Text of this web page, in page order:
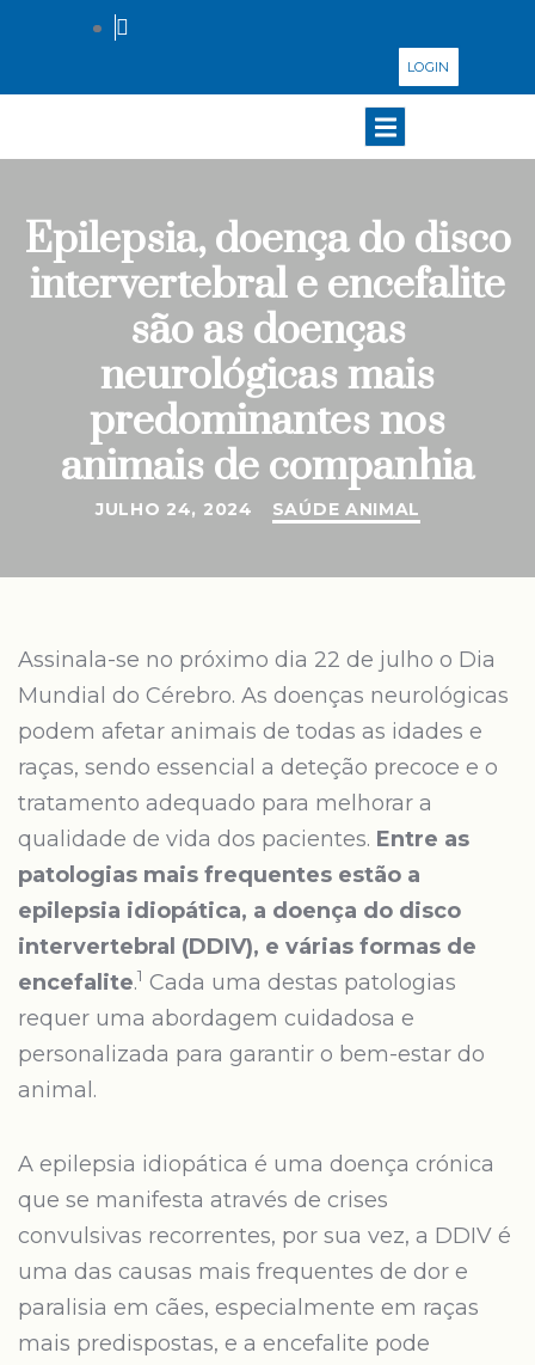
LOGIN
Epilepsia, doença do disco
intervertebral e encefalite
são as doenças
neurológicas mais
predominantes nos
animais de companhia
JULHO 24, 2024 SAÚDE ANIMAL
Assinala-se no próximo dia 22 de julho o Dia
Mundial do Cérebro. As doenças neurológicas
podem afetar animais de todas as idades e
raças, sendo essencial a deteção precoce e o
tratamento adequado para melhorar a
qualidade de vida dos pacientes. Entre as
patologias mais frequentes estão a
epilepsia idiopática, a doença do disco
intervertebral (DDIV), e várias formas de
encefalite.1 Cada uma destas patologias
requer uma abordagem cuidadosa e
personalizada para garantir o bem-estar do
animal.
A epilepsia idiopática é uma doença crónica
que se manifesta através de crises
convulsivas recorrentes, por sua vez, a DDIV é
uma das causas mais frequentes de dor e
paralisia em cães, especialmente em raças
mais predispostas, e a encefalite pode